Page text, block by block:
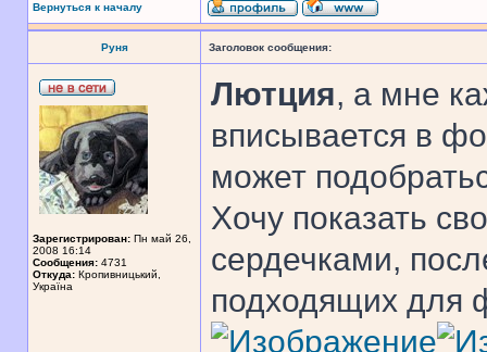
Вернуться к началу
Руня Заголовок сообщения:
Зарегистрирован: Пн май 26,
2008 16:14
Сообщения: 4731
Откуда: Кропивницький,
Україна
Лютция, а мне
вписывается в
может
Хочу показать
сердечками,
подходящих для